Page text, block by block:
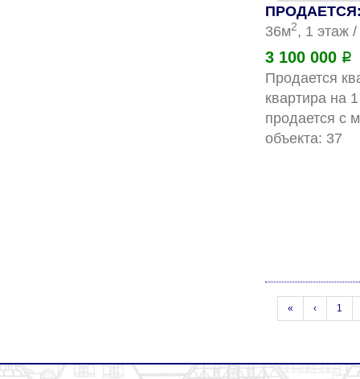
ПРОДАЕТСЯ:
36м2, 1 этаж
3 100 000 Р
Продается
квартира на
продается с
« ‹ 1